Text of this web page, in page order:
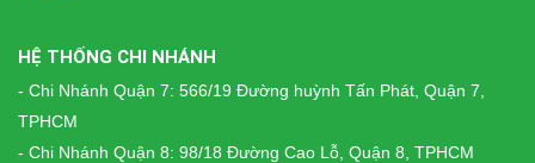
HỆ THỐNG CHI NHÁNH
- Chi Nhánh Quận 7: 566/19 Đường huỳnh Tấn Phát, Quận 7,
TPHCM
- Chi Nhánh Quận 8: 98/18 Đường Cao Lỗ, Quận 8, TPHCM